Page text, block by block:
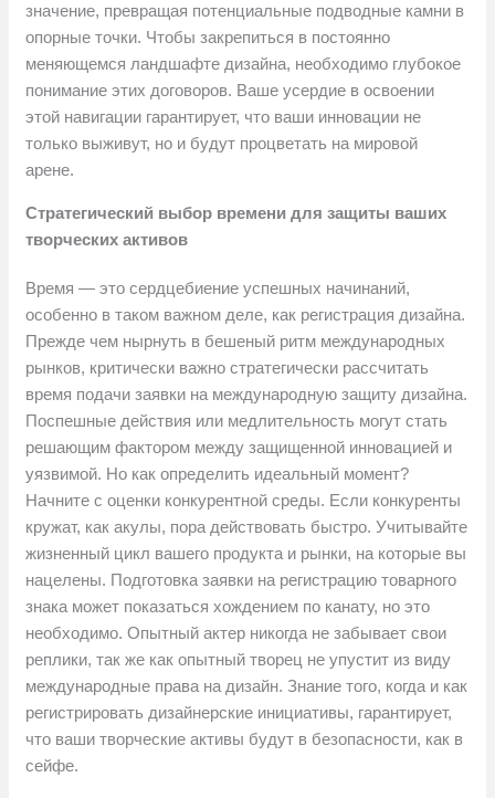
значение, превращая потенциальные подводные камни в
опорные точки. Чтобы закрепиться в постоянно
меняющемся ландшафте дизайна, необходимо глубокое
понимание этих договоров. Ваше усердие в освоении
этой навигации гарантирует, что ваши инновации не
только выживут, но и будут процветать на мировой
арене.
Стратегический выбор времени для защиты ваших
творческих активов
Время — это сердцебиение успешных начинаний,
особенно в таком важном деле, как регистрация дизайна.
Прежде чем нырнуть в бешеный ритм международных
рынков, критически важно стратегически рассчитать
время подачи заявки на международную защиту дизайна.
Поспешные действия или медлительность могут стать
решающим фактором между защищенной инновацией и
уязвимой. Но как определить идеальный момент?
Начните с оценки конкурентной среды. Если конкуренты
кружат, как акулы, пора действовать быстро. Учитывайте
жизненный цикл вашего продукта и рынки, на которые вы
нацелены. Подготовка заявки на регистрацию товарного
знака может показаться хождением по канату, но это
необходимо. Опытный актер никогда не забывает свои
реплики, так же как опытный творец не упустит из виду
международные права на дизайн. Знание того, когда и как
регистрировать дизайнерские инициативы, гарантирует,
что ваши творческие активы будут в безопасности, как в
сейфе.